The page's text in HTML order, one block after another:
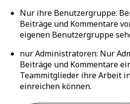
Nur ihre Benutzergruppe:
Beiträge und Kommentare
eigenen Benutzergruppe
nurAdministratoren: Nur
Beiträge und Kommentare
Teammitglieder ihre Arbeit
einreichen können.